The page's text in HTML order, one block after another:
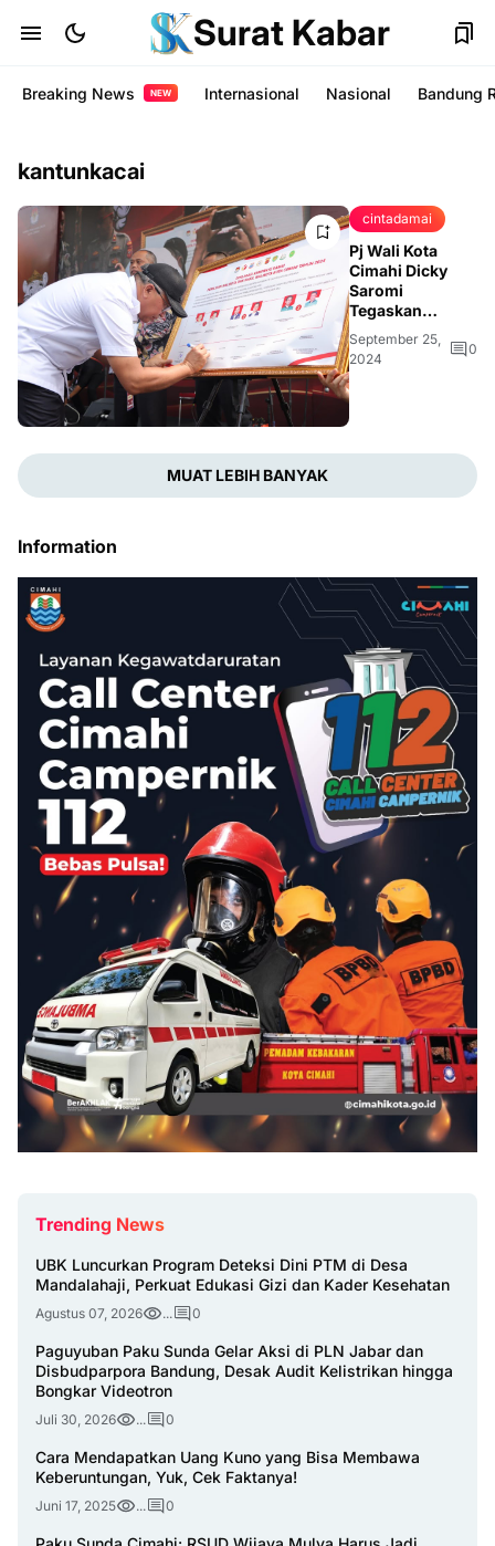
Surat Kabar
Breaking News NEW Internasional Nasional Bandung
kantunkacai
cintadamai
Pj Wali Kota
Cimahi Dicky
Saromi
Tegaskan
Komitmen
Kampanye
Santun di
September 25,
2024
0
MUAT LEBIH BANYAK
Information
Trending News
UBK Luncurkan Program Deteksi Dini PTM di Desa
Mandalahaji, Perkuat Edukasi Gizi dan Kader Kesehatan
Agustus 07, 2026 ... 0
Paguyuban Paku Sunda Gelar Aksi di PLN Jabar dan
Disbudparpora Bandung, Desak Audit Kelistrikan hingga
Bongkar Videotron
Juli 30, 2026 ... 0
Cara Mendapatkan Uang Kuno yang Bisa Membawa
Keberuntungan, Yuk, Cek Faktanya!
Juni 17, 2025 ... 0